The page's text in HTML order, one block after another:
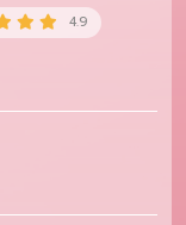
4.9